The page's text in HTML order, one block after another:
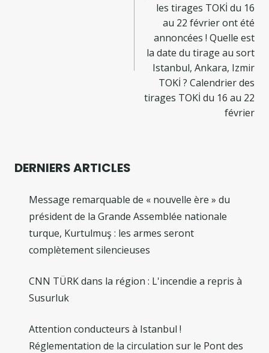
les tirages TOKİ du 16
au 22 février ont été
annoncées ! Quelle est
la date du tirage au sort
Istanbul, Ankara, Izmir
TOKİ ? Calendrier des
tirages TOKİ du 16 au 22
février
DERNIERS ARTICLES
Message remarquable de « nouvelle ère » du
président de la Grande Assemblée nationale
turque, Kurtulmuş : les armes seront
complètement silencieuses
CNN TÜRK dans la région : L'incendie a repris à
Susurluk
Attention conducteurs à Istanbul !
Réglementation de la circulation sur le Pont des